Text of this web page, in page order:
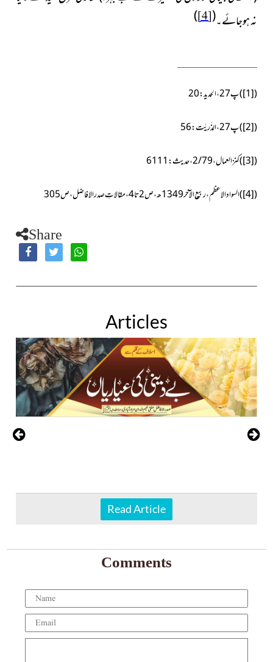
نہ ہوجائے۔(
[4]
)
(
[1])پ27،الحدید:20
(
[2])پ27،الذٰریٰت:56
(
[3])کنز العمال،2/79،حدیث :6111
(
[4])السواد الاعظم، ربیع الآخر1349ھ، ص 2تا4، مقالاتِ صدرالافاضل، ص305
Share
Articles
Read Article
Comments